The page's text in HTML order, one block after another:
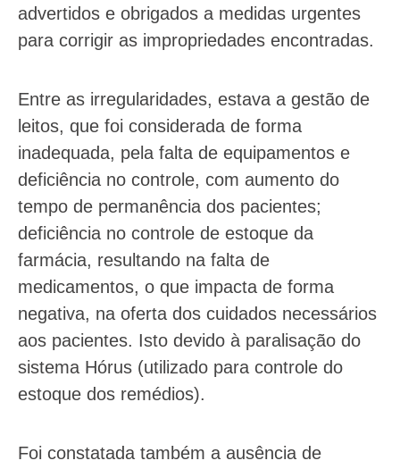
advertidos e obrigados a medidas urgentes
para corrigir as impropriedades encontradas.
Entre as irregularidades, estava a gestão de
leitos, que foi considerada de forma
inadequada, pela falta de equipamentos e
deficiência no controle, com aumento do
tempo de permanência dos pacientes;
deficiência no controle de estoque da
farmácia, resultando na falta de
medicamentos, o que impacta de forma
negativa, na oferta dos cuidados necessários
aos pacientes. Isto devido à paralisação do
sistema Hórus (utilizado para controle do
estoque dos remédios).
Foi constatada também a ausência de